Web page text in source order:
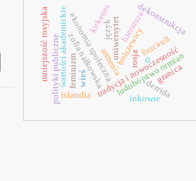
rosja
tradycja i nowoczesność
ludobójstwo ormian
0
literatura
zofia nałkowskauniwersytet
wartości akademickie dekonstrukcja
ekonomia społeczna
derrida
foucault
językbolszewicy
armenia
polityki publiczneislandia
kirkenes
granica
mniejszość rosyjska
inkowie
feminizm wieś